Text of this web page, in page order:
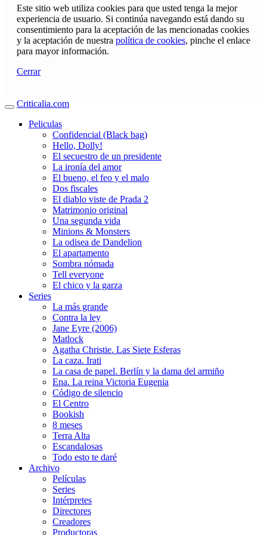
Este sitio web utiliza cookies para que usted tenga la mejor
experiencia de usuario. Si continúa navegando está dando su
consentimiento para la aceptación de las mencionadas cookies
y la aceptación de nuestra política de cookies, pinche el enlace
para mayor información.
Cerrar
Criticalia.com
Peliculas
Confidencial (Black bag)
Hello, Dolly!
El secuestro de un presidente
La ironía del amor
El bueno, el feo y el malo
Dos fiscales
El diablo viste de Prada 2
Matrimonio original
Una segunda vida
Minions & Monsters
La odisea de Dandelion
El apartamento
Sombra nómada
Tell everyone
El chico y la garza
Series
La más grande
Contra la ley
Jane Eyre (2006)
Matlock
Agatha Christie. Las Siete Esferas
La caza. Irati
La casa de papel. Berlín y la dama del armiño
Ena. La reina Victoria Eugenia
Código de silencio
El Centro
Bookish
8 meses
Terra Alta
Escandalosas
Todo esto te daré
Archivo
Películas
Series
Intérpretes
Directores
Creadores
Productoras